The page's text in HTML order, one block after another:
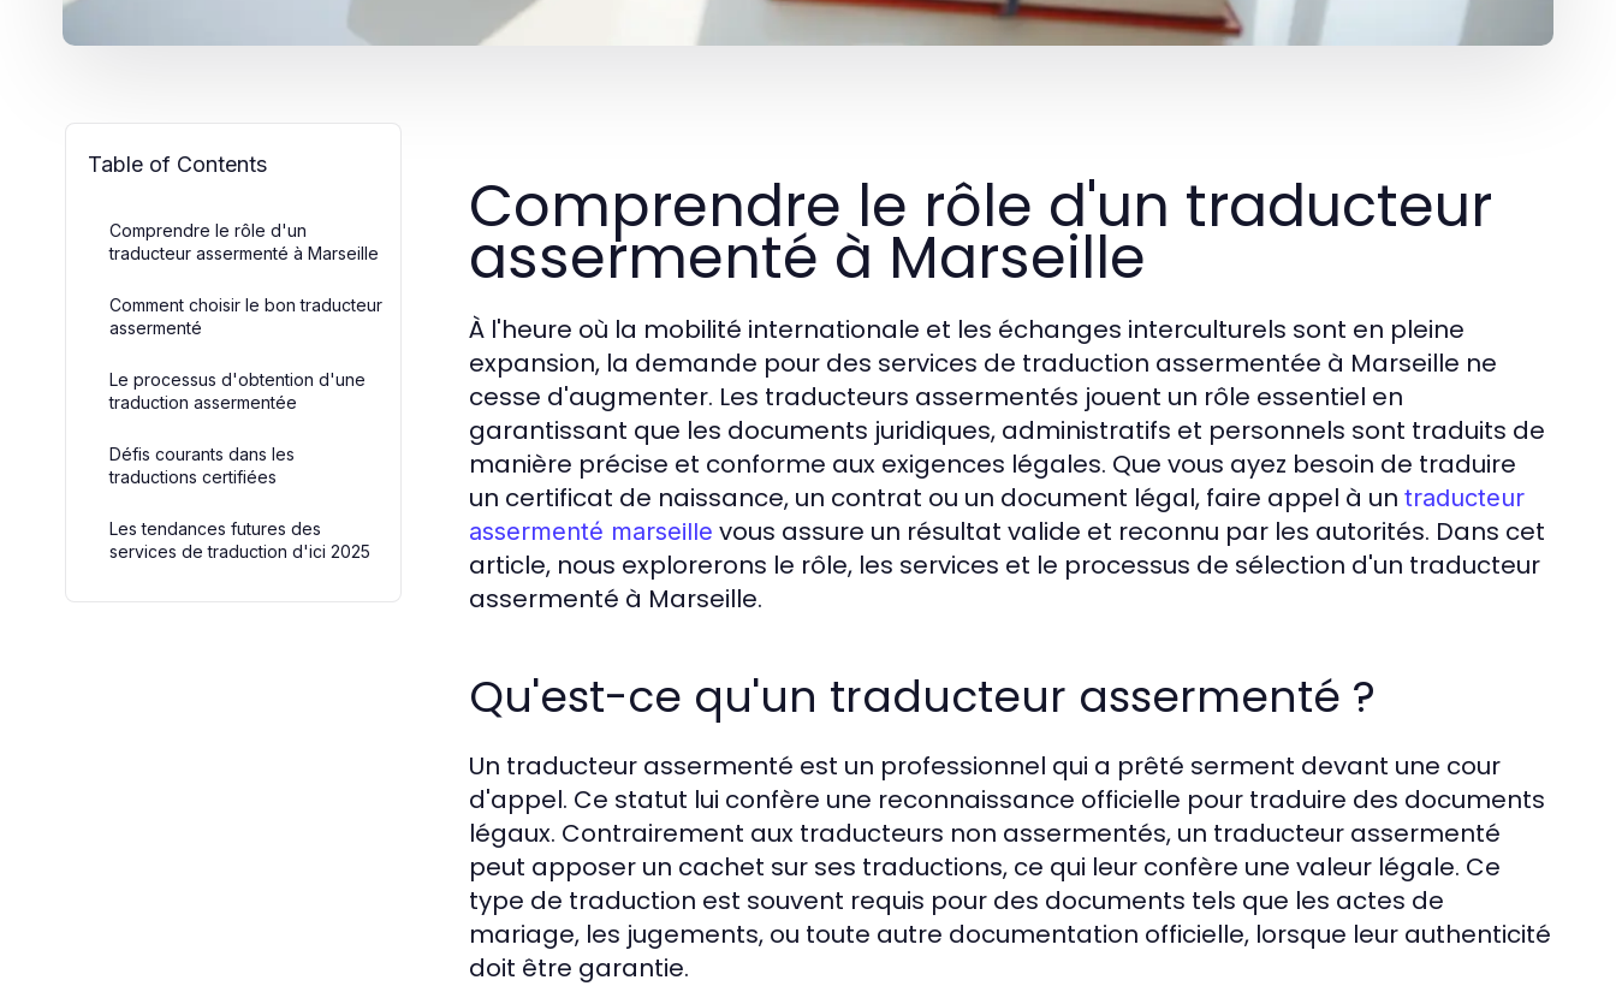
Table of Contents
Comprendre le rôle d'un
traducteur assermenté à Marseille
Comment choisir le bon traducteur
assermenté
Le processus d'obtention d'une
traduction assermentée
Défis courants dans les
traductions certifiées
Les tendances futures des
services de traduction d'ici 2025
Comprendre le rôle d'un traducteur
assermenté à Marseille
À l'heure où la mobilité internationale et les échanges interculturels sont en pleine
expansion, la demande pour des services de traduction assermentée à Marseille ne
cesse d'augmenter. Les traducteurs assermentés jouent un rôle essentiel en
garantissant que les documents juridiques, administratifs et personnels sont traduits de
manière précise et conforme aux exigences légales. Que vous ayez besoin de traduire
un certificat de naissance, un contrat ou un document légal, faire appel à un traducteur
assermenté marseille vous assure un résultat valide et reconnu par les autorités. Dans cet
article, nous explorerons le rôle, les services et le processus de sélection d'un traducteur
assermenté à Marseille.
Qu'est-ce qu'un traducteur assermenté ?
Un traducteur assermenté est un professionnel qui a prêté serment devant une cour
d'appel. Ce statut lui confère une reconnaissance officielle pour traduire des documents
légaux. Contrairement aux traducteurs non assermentés, un traducteur assermenté
peut apposer un cachet sur ses traductions, ce qui leur confère une valeur légale. Ce
type de traduction est souvent requis pour des documents tels que les actes de
mariage, les jugements, ou toute autre documentation officielle, lorsque leur authenticité
doit être garantie.